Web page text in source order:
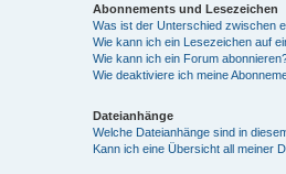
Abonnements und Lesezeichen
Was ist der Unterschied zwischen
Wie kann ich ein Lesezeichen auf
Wie kann ich ein Forum
Wie deaktiviere ich meine
Dateianhänge
Welche Dateianhänge sind in
Kann ich eine Übersicht all meiner